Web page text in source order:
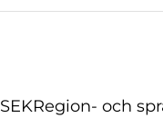
SEKRegion- och